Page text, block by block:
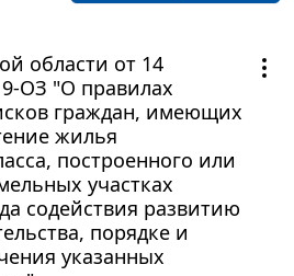
области от 14
ОЗ "О правилах
граждан, имеющих
жилья
построенного или
участках
содействия развитию
порядке и
указанных